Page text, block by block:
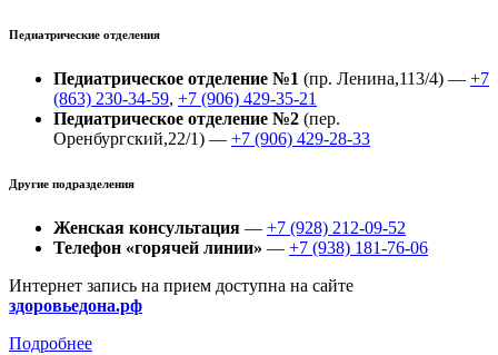
Педиатрические отделения
Педиатрическое отделение №1 (пр. Ленина,113/4) — +7
(863) 230-34-59, +7 (906) 429-35-21
Педиатрическое отделение №2 (пер.
Оренбургский,22/1) — +7 (906) 429-28-33
Другие подразделения
Женская консультация — +7 (928) 212-09-52
Телефон «горячей линии» — +7 (938) 181-76-06
Интернет запись на прием доступна на сайте
здоровьедона.рф
Подробнее